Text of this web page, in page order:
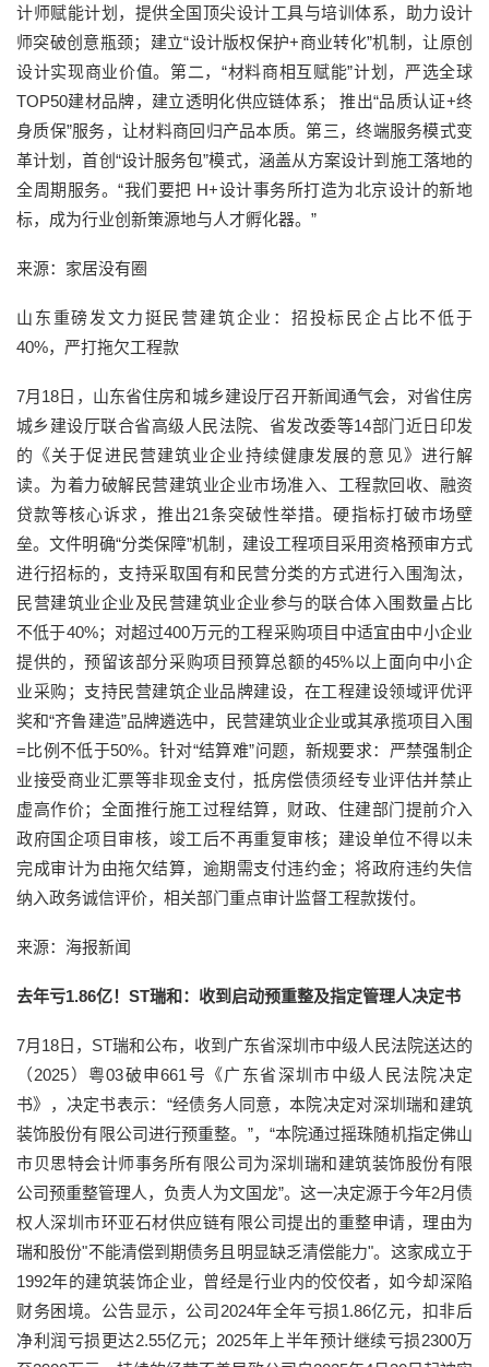
计师赋能计划，提供全国顶尖设计工具与培训体系，助力设计
师突破创意瓶颈；建立“设计版权保护+商业转化”机制，让原创
设计实现商业价值。第二，“材料商相互赋能”计划，严选全球
TOP50建材品牌，建立透明化供应链体系； 推出“品质认证+终
身质保”服务，让材料商回归产品本质。第三，终端服务模式变
革计划，首创“设计服务包”模式，涵盖从方案设计到施工落地的
全周期服务。“我们要把 H+设计事务所打造为北京设计的新地
标，成为行业创新策源地与人才孵化器。”
来源：家居没有圈
山东重磅发文力挺民营建筑企业：招投标民企占比不低于
40%，严打拖欠工程款
7月18日，山东省住房和城乡建设厅召开新闻通气会，对省住房
城乡建设厅联合省高级人民法院、省发改委等14部门近日印发
的《关于促进民营建筑业企业持续健康发展的意见》进行解
读。为着力破解民营建筑业企业市场准入、工程款回收、融资
贷款等核心诉求，推出21条突破性举措。硬指标打破市场壁
垒。文件明确“分类保障”机制，建设工程项目采用资格预审方式
进行招标的，支持采取国有和民营分类的方式进行入围淘汰，
民营建筑业企业及民营建筑业企业参与的联合体入围数量占比
不低于40%；对超过400万元的工程采购项目中适宜由中小企业
提供的，预留该部分采购项目预算总额的45%以上面向中小企
业采购；支持民营建筑企业品牌建设，在工程建设领域评优评
奖和“齐鲁建造”品牌遴选中，民营建筑业企业或其承揽项目入围
=比例不低于50%。针对“结算难”问题，新规要求：严禁强制企
业接受商业汇票等非现金支付，抵房偿债须经专业评估并禁止
虚高作价；全面推行施工过程结算，财政、住建部门提前介入
政府国企项目审核，竣工后不再重复审核；建设单位不得以未
完成审计为由拖欠结算，逾期需支付违约金；将政府违约失信
纳入政务诚信评价，相关部门重点审计监督工程款拨付。
来源：海报新闻
去年亏1.86亿！ST瑞和：收到启动预重整及指定管理人决定书
7月18日，ST瑞和公布，收到广东省深圳市中级人民法院送达的
（2025）粤03破申661号《广东省深圳市中级人民法院决定
书》，决定书表示：“经债务人同意，本院决定对深圳瑞和建筑
装饰股份有限公司进行预重整。”，“本院通过摇珠随机指定佛山
市贝思特会计师事务所有限公司为深圳瑞和建筑装饰股份有限
公司预重整管理人，负责人为文国龙”。这一决定源于今年2月债
权人深圳市环亚石材供应链有限公司提出的重整申请，理由为
瑞和股份"不能清偿到期债务且明显缺乏清偿能力"。这家成立于
1992年的建筑装饰企业，曾经是行业内的佼佼者，如今却深陷
财务困境。公告显示，公司2024年全年亏损1.86亿元，扣非后
净利润亏损更达2.55亿元；2025年上半年预计继续亏损2300万